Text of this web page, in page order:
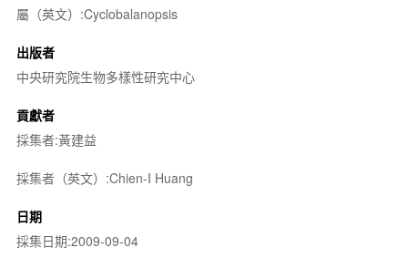
屬（英文）:Cyclobalanopsis
出版者
中央研究院生物多樣性研究中心
貢獻者
採集者:黃建益
採集者（英文）:Chien-I Huang
日期
採集日期:2009-09-04